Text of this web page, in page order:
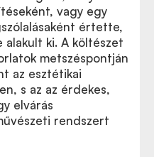
vagy egy
értette,
alakult ki. A költészet
metszéspontján
az esztétikai
s az az érdekes,
elvárás
rendszert